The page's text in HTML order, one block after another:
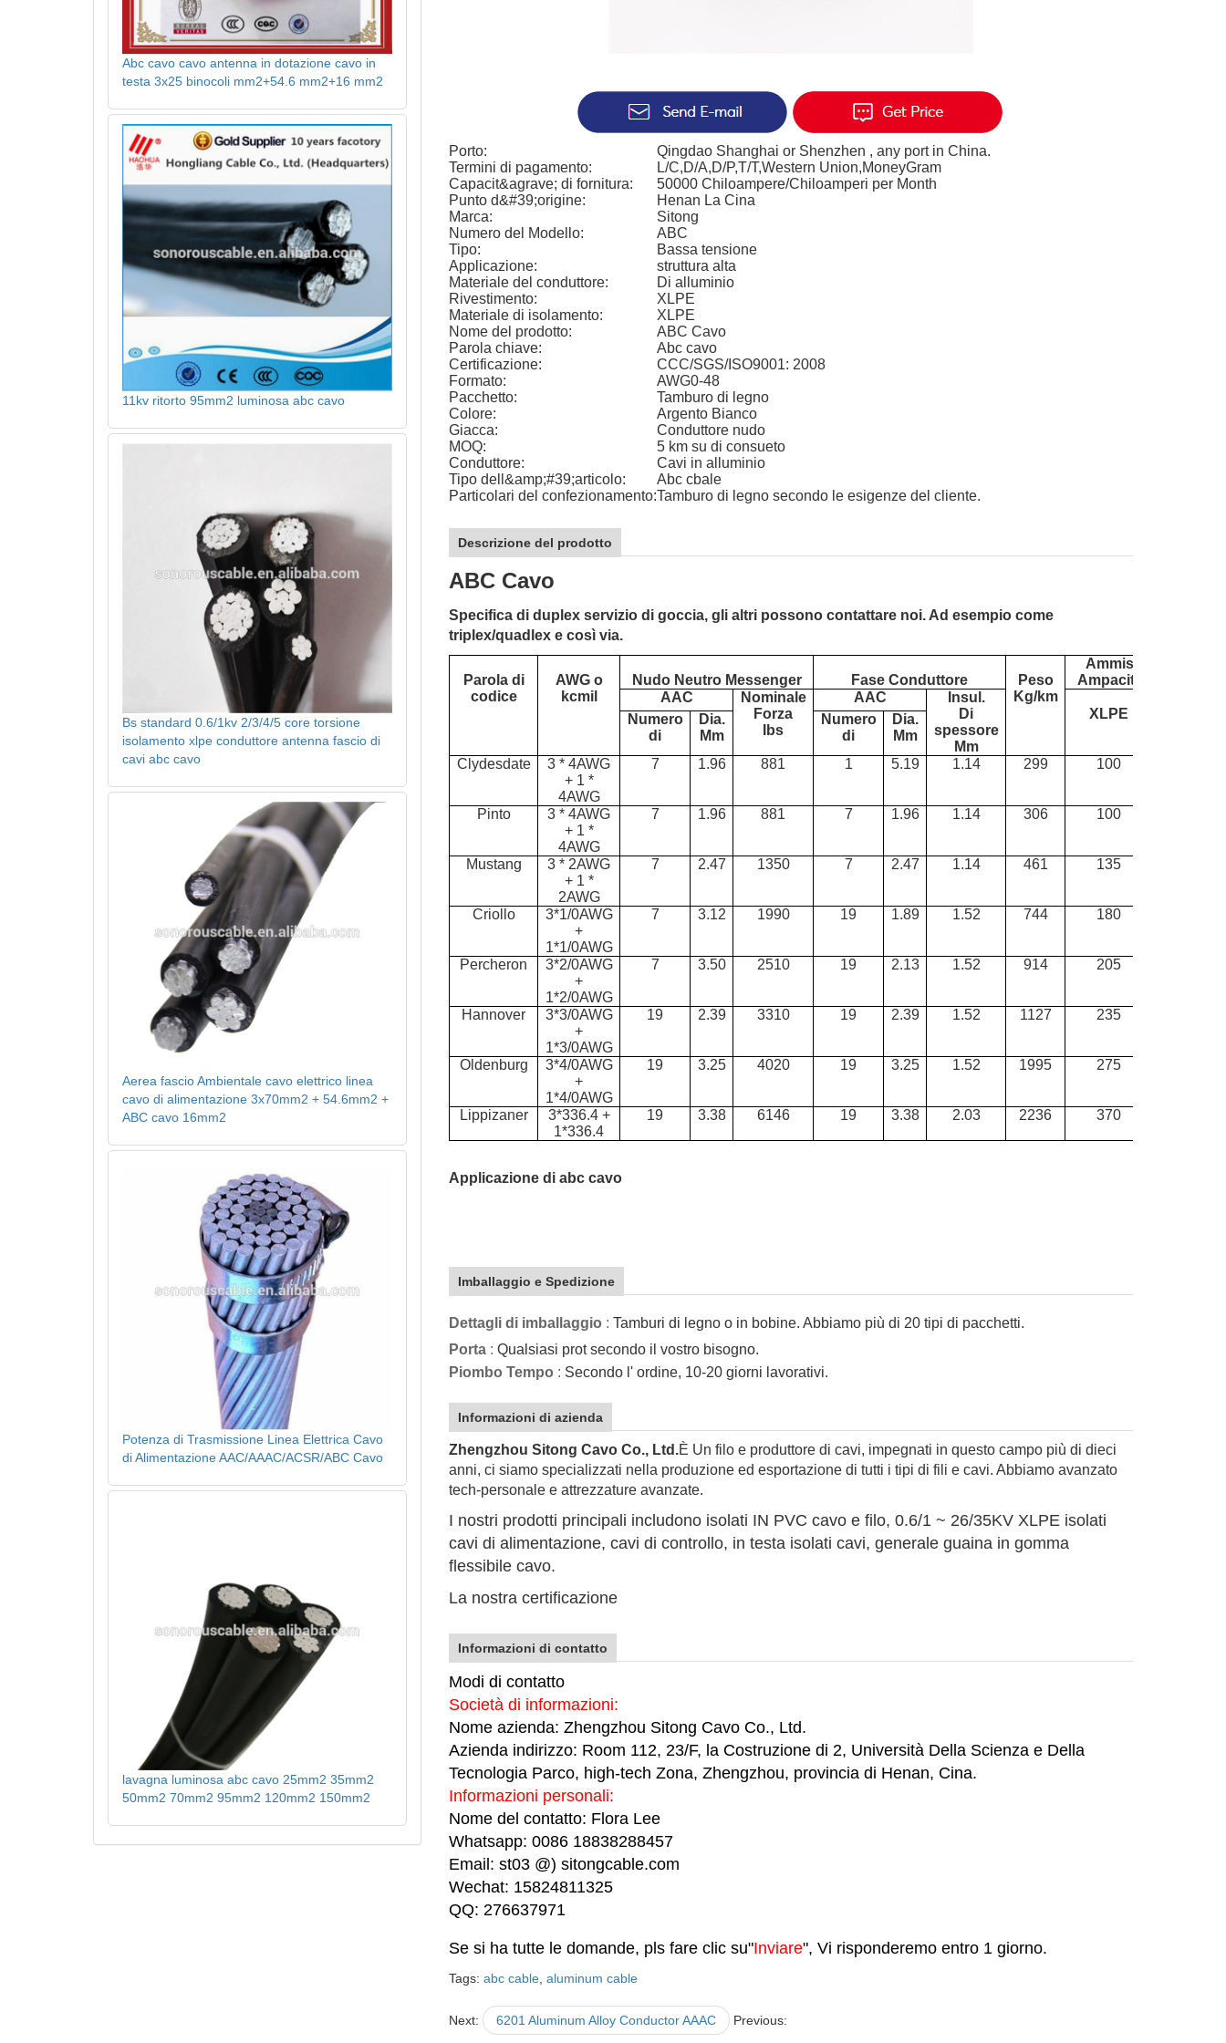
Porto:
Qingdao Shanghai or Shenzhen , any port in China.
Termini di pagamento:
L/C,D/A,D/P,T/T,Western Union,MoneyGram
Capacit&agrave; di fornitura:
50000 Chiloampere/Chiloamperi per Month
Punto d&#39;origine:
Henan La Cina
Marca:
Sitong
Numero del Modello:
ABC
Tipo:
Bassa tensione
Applicazione:
struttura alta
Materiale del conduttore:
Di alluminio
Rivestimento:
XLPE
Materiale di isolamento:
XLPE
Nome del prodotto:
ABC Cavo
Parola chiave:
Abc cavo
Certificazione:
CCC/SGS/ISO9001: 2008
Formato:
AWG0-48
Pacchetto:
Tamburo di legno
Colore:
Argento Bianco
Giacca:
Conduttore nudo
MOQ:
5 km su di consueto
Conduttore:
Cavi in alluminio
Tipo dell&amp;#39;articolo:
Abc cbale
Particolari del confezionamento:Tamburo di legno secondo le esigenze del cliente.
Descrizione del prodotto
ABC Cavo
Specifica di duplex servizio di goccia, gli altri possono contattare noi. Ad esempio come
triplex/quadlex e così via.
Parola di
codice
AWG o
kcmil
Nudo Neutro Messenger Fase Conduttore
Peso
Kg/km
Ammissibile
Ampacities (A)
AAC
Nominale
Forza
Ibs
AAC
Insul.
Di
spessore
Mm
XLPE
Numero
di
Dia.
Mm
Numero
di
Dia.
Mm
Clydesdate
3 * 4AWG
+ 1 *
4AWG
7 1.96 881 1 5.19 1.14 299 100
Pinto
3 * 4AWG
+ 1 *
4AWG
7 1.96 881 7 1.96 1.14 306 100
Mustang
3 * 2AWG
+ 1 *
2AWG
7 2.47 1350 7 2.47 1.14 461 135
Criollo
3*1/0AWG
+
1*1/0AWG
7 3.12 1990 19 1.89 1.52 744 180
Percheron
3*2/0AWG
+
1*2/0AWG
7 3.50 2510 19 2.13 1.52 914 205
Hannover
3*3/0AWG
+
1*3/0AWG
19 2.39 3310 19 2.39 1.52 1127 235
Oldenburg
3*4/0AWG
+
1*4/0AWG
19 3.25 4020 19 3.25 1.52 1995 275
Lippizaner
3*336.4 +
1*336.4
19 3.38 6146 19 3.38 2.03 2236 370
Applicazione di abc cavo
Imballaggio e Spedizione
Dettagli di imballaggio : Tamburi di legno o in bobine. Abbiamo più di 20 tipi di pacchetti.
Porta : Qualsiasi prot secondo il vostro bisogno.
Piombo Tempo : Secondo l' ordine, 10-20 giorni lavorativi.
Informazioni di azienda
Zhengzhou Sitong Cavo Co., Ltd.È Un filo e produttore di cavi, impegnati in questo campo più di dieci
anni, ci siamo specializzati nella produzione ed esportazione di tutti i tipi di fili e cavi. Abbiamo avanzato
tech-personale e attrezzature avanzate.
I nostri prodotti principali includono isolati IN PVC cavo e filo, 0.6/1 ~ 26/35KV XLPE isolati
cavi di alimentazione, cavi di controllo, in testa isolati cavi, generale guaina in gomma
flessibile cavo.
La nostra certificazione
Informazioni di contatto
Modi di contatto
Società di informazioni:
Nome azienda: Zhengzhou Sitong Cavo Co., Ltd.
Azienda indirizzo: Room 112, 23/F, la Costruzione di 2, Università Della Scienza e Della
Tecnologia Parco, high-tech Zona, Zhengzhou, provincia di Henan, Cina.
Informazioni personali:
Nome del contatto: Flora Lee
Whatsapp: 0086 18838288457
Email: st03 @) sitongcable.com
Wechat: 15824811325
QQ: 276637971
Se si ha tutte le domande, pls fare clic su"Inviare", Vi risponderemo entro 1 giorno.
Tags: abc cable aluminum cable
Next: 6201 Aluminum Alloy Conductor AAAC Previous:
Abc cavo cavo antenna in dotazione cavo in
testa 3x25 binocoli mm2+54.6 mm2+16 mm2
11kv ritorto 95mm2 luminosa abc cavo
Bs standard 0.6/1kv 2/3/4/5 core torsione
isolamento xlpe conduttore antenna fascio di
cavi abc cavo
Aerea fascio Ambientale cavo elettrico linea
cavo di alimentazione 3x70mm2 + 54.6mm2 +
ABC cavo 16mm2
Potenza di Trasmissione Linea Elettrica Cavo
di Alimentazione AAC/AAAC/ACSR/ABC Cavo
lavagna luminosa abc cavo 25mm2 35mm2
50mm2 70mm2 95mm2 120mm2 150mm2